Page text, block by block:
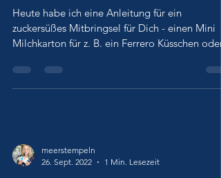
Heute habe ich eine Anleitung für ein
zuckersüßes Mitbringsel für Dich - einen Mini
Milchkarton für z. B. ein Ferrero Küsschen oder
meerstempeln
26. Sept. 2022
1 Min. Lesezeit